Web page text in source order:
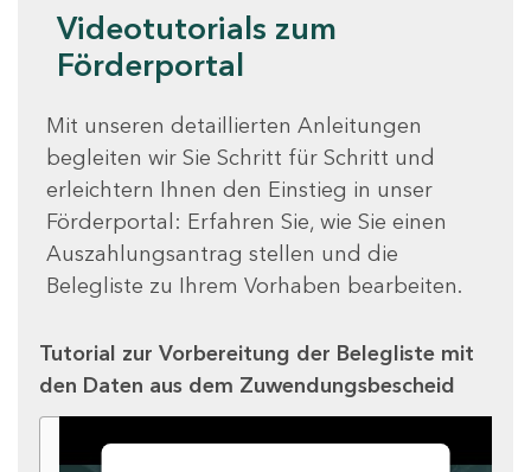
Videotutorials zum
Förderportal
Mit unseren detaillierten Anleitungen
begleiten wir Sie Schritt für Schritt und
erleichtern Ihnen den Einstieg in unser
Förderportal: Erfahren Sie, wie Sie einen
Auszahlungsantrag stellen und die
Belegliste zu Ihrem Vorhaben bearbeiten.
Tutorial zur Vorbereitung der Belegliste mit
den Daten aus dem Zuwendungsbescheid